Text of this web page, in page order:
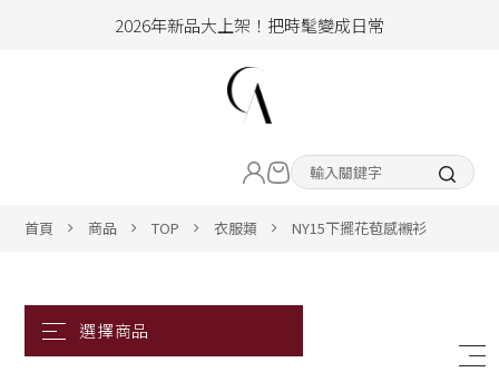
2026年新品大上架！把時髦變成日常
hello !! Happy to 2026
2026年新品大上架！把時髦變成日常
CLOTHING
首頁 商品 TOP 衣服類 NY15下擺花苞感襯衫